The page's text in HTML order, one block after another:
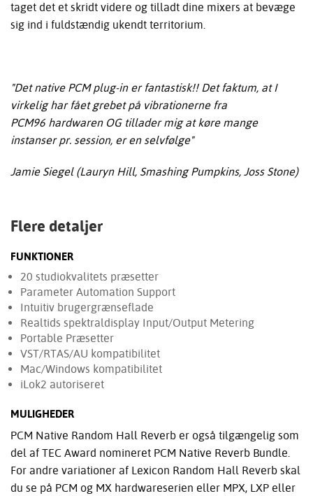
taget det et skridt videre og tilladt dine mixers at bevæge
sig ind i fuldstændig ukendt territorium.
"Det native PCM plug-in er fantastisk!! Det faktum, at I
virkelig har fået grebet på vibrationerne fra
PCM96 hardwaren OG tillader mig at køre mange
instanser pr. session, er en selvfølge"
Jamie Siegel (Lauryn Hill, Smashing Pumpkins, Joss Stone)
Flere detaljer
FUNKTIONER
20 studiokvalitets præsetter
Parameter Automation Support
Intuitiv brugergrænseflade
Realtids spektraldisplay Input/Output Metering
Portable Præsetter
VST/RTAS/AU kompatibilitet
Mac/Windows kompatibilitet
iLok2 autoriseret
MULIGHEDER
PCM Native Random Hall Reverb er også tilgængelig som
del af TEC Award nomineret PCM Native Reverb Bundle.
For andre variationer af Lexicon Random Hall Reverb skal
du se på PCM og MX hardwareserien eller MPX, LXP eller